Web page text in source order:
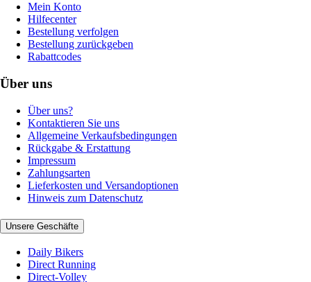
Mein Konto
Hilfecenter
Bestellung verfolgen
Bestellung zurückgeben
Rabattcodes
Über uns
Über uns?
Kontaktieren Sie uns
Allgemeine Verkaufsbedingungen
Rückgabe & Erstattung
Impressum
Zahlungsarten
Lieferkosten und Versandoptionen
Hinweis zum Datenschutz
Unsere Geschäfte
Daily Bikers
Direct Running
Direct-Volley